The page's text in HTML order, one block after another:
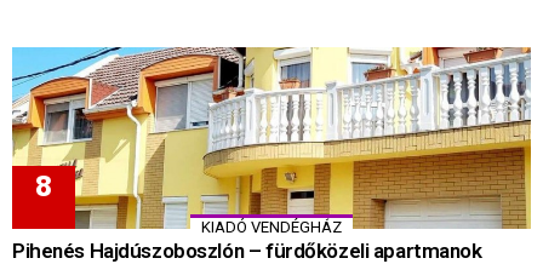
KIADÓ VENDÉGHÁZ
Pihenés Hajdúszoboszlón – fürdőközeli apartmanok